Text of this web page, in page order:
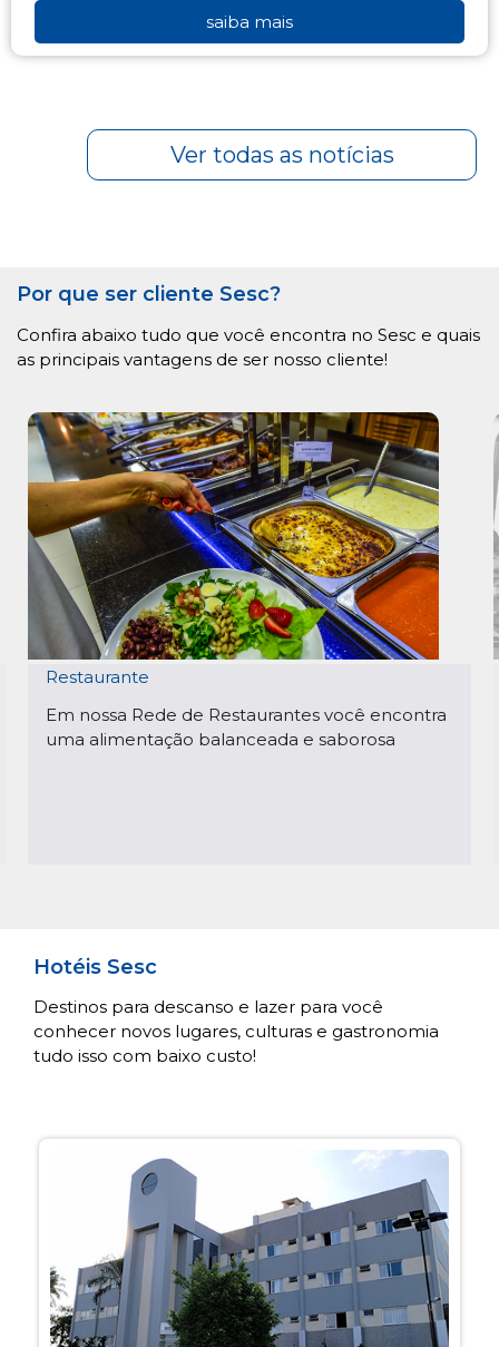
saiba mais
Ver todas as notícias
Por que ser cliente Sesc?
Confira abaixo tudo que você encontra no Sesc e quais
as principais vantagens de ser nosso cliente!
Restaurante
Em nossa Rede de Restaurantes você encontra
uma alimentação balanceada e saborosa
Hotéis Sesc
Destinos para descanso e lazer para você
conhecer novos lugares, culturas e gastronomia
tudo isso com baixo custo!